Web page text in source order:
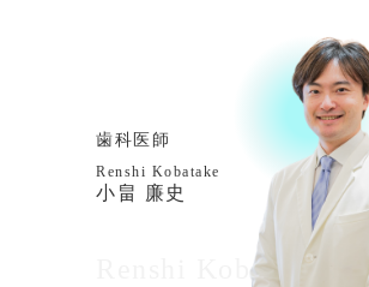
歯科医師
Renshi Kobatake
小畠 廉史
Renshi Kobatake